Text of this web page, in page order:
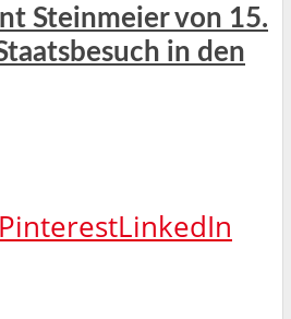
Steinmeier von 15.
in den
PinterestLinkedIn